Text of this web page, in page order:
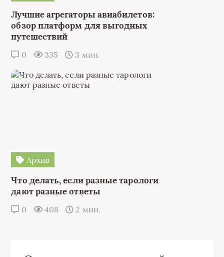
Лучшие агрегаторы авиабилетов:
обзор платформ для выгодных
путешествий
0 335 3 мин.
Архив
Что делать, если разные тарологи
дают разные ответы
0 408 2 мин.